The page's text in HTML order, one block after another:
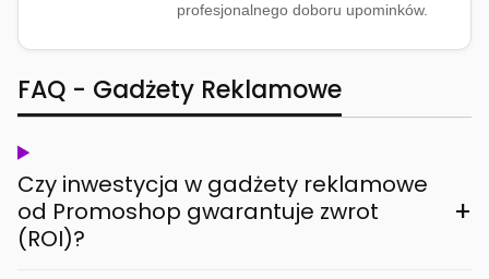
profesjonalnego doboru upominków.
FAQ - Gadżety Reklamowe
Czy inwestycja w gadżety reklamowe
od Promoshop gwarantuje zwrot
(ROI)?
+